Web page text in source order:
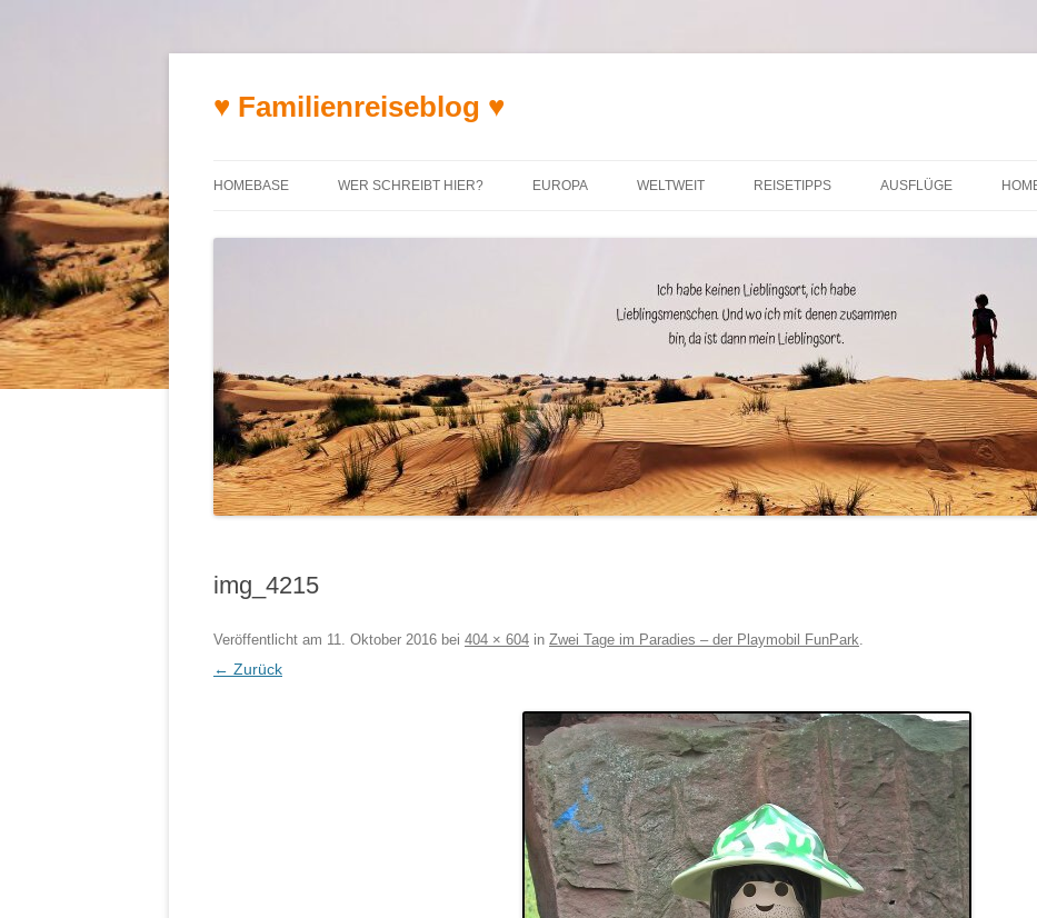
♥ Familienreiseblog ♥
HOMEBASE WER SCHREIBT HIER? EUROPA WELTWEIT REISETIPPS AUSFLÜGE
img_4215
Veröffentlicht am 11. Oktober 2016 bei 404 × 604 in Zwei Tage im Paradies – der Playmobil FunPark.
← Zurück